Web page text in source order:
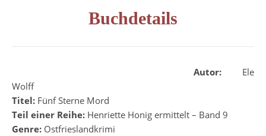
Buchdetails
Autor: Ele
Wolff
Titel: Fünf Sterne Mord
Teil einer Reihe: Henriette Honig ermittelt – Band 9
Genre: Ostfrieslandkrimi